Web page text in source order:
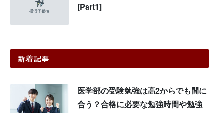
[Part1]
新着記事
医学部の受験勉強は高2からでも間に
合う？合格に必要な勉強時間や勉強